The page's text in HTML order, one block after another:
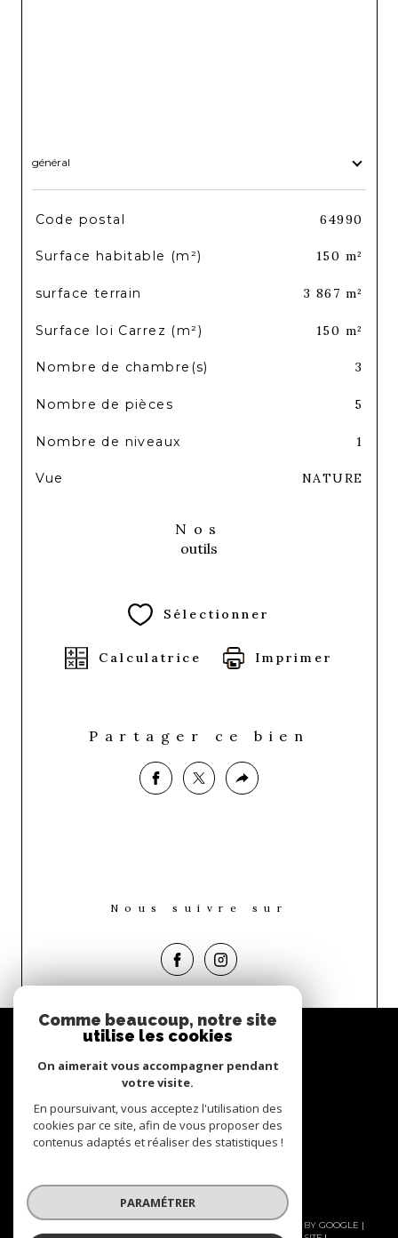
général
TRAD_SIROCCO_Caracteristique
Code postal 64990
Surface habitable (m²) 150 m²
surface terrain 3 867 m²
Surface loi Carrez (m²) 150 m²
Nombre de chambre(s) 3
Nombre de pièces 5
Nombre de niveaux 1
Vue NATURE
Nos
outils
Sélectionner
Calculatrice Imprimer
Partager ce bien
Nous suivre sur
Espace
propriétaire
Se connecter
adhérons
© 2026 | TOUS DROITS RÉSERVÉS | TRADUCTION POWERED BY GOOGLE |
Comme beaucoup, notre site
utilise les cookies
On aimerait vous accompagner pendant
votre visite.
En poursuivant, vous acceptez l'utilisation des
cookies par ce site, afin de vous proposer des
contenus adaptés et réaliser des statistiques !
PARAMÉTRER